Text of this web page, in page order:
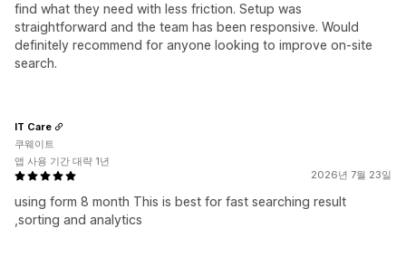
find what they need with less friction. Setup was
straightforward and the team has been responsive. Would
definitely recommend for anyone looking to improve on-site
search.
2026년 7월 23일
using form 8 month This is best for fast searching result
,sorting and analytics
IT Care
쿠웨이트
앱 사용 기간 대략 1년